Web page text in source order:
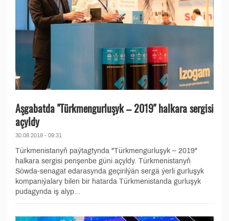
Aşgabatda "Türkmengurluşyk – 2019" halkara sergisi
açyldy
30.08.2019 - 09:31
Türkmenistanyň paýtagtynda "Türkmengurluşyk – 2019"
halkara sergisi penşenbe güni açyldy. Türkmenistanyň
Söwda-senagat edarasynda geçirilýän sergä ýerli gurluşyk
kompaniýalary bilen bir hatarda Türkmenistanda gurluşyk
pudagynda iş alyp...